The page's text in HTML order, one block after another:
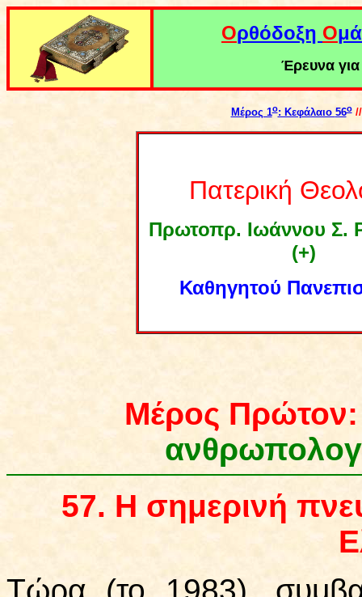
Ορθόδοξη Ο
Έρευνα για
Μέρος 1ο: Κεφάλαιο 56ο
Πατερική
Πρωτοπρ. Ιωάννου Σ.
(+)
Καθηγητού
Μέρος Πρώ
ανθρωπολογ
57. Η σημερινή